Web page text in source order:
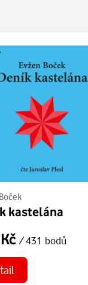
kastelána
/ 431 bodů